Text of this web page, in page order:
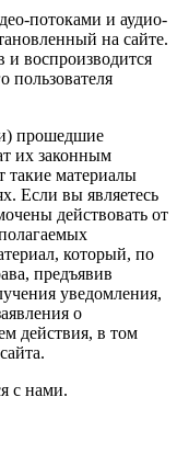
потоками и аудио-
на сайте.
и воспроизводится
пользователя
прошедшие
их законным
такие материалы
Если вы являетесь
действовать от
который, по
предъявив
уведомления,
о
действия, в том
с нами.